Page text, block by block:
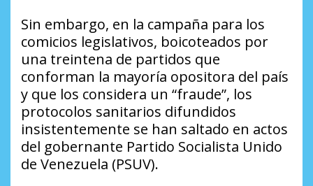
Sin embargo, en la campaña para los
comicios legislativos, boicoteados por
una treintena de partidos que
conforman la mayoría opositora del país
y que los considera un “fraude”, los
protocolos sanitarios difundidos
insistentemente se han saltado en actos
del gobernante Partido Socialista Unido
de Venezuela (PSUV).